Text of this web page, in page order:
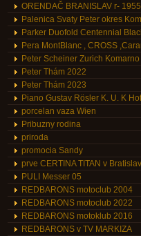
ORENDAČ BRANISLAV r-
Palenica Svaty Peter okres
Parker Duofold Centennial
Pera MontBlanc , CROSS
Peter Scheiner Zurich Komarno
Peter Thám 2022
Peter Thám 2023
Piano Gustav Rösler K. U. K
porcelan vaza Wien
Pribuzny rodina
priroda
promocia Sandy
prve CERTINA TITAN v
PULI Messer 05
REDBARONS motoclub 2004
REDBARONS motoclub 2022
REDBARONS motoklub 2016
REDBARONS v TV MARKIZA